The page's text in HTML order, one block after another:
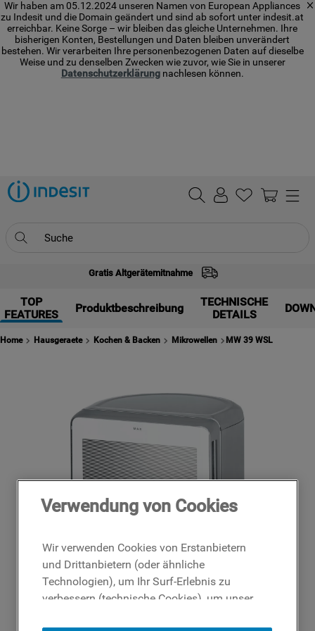
Wir haben am 05.12.2024 unseren Namen von European Appliances
zu Indesit und die Domain geändert und sind ab sofort unter indesit.at
erreichbar. Keine Sorge – wir bleiben das gleiche Unternehmen. Ihre
bisherigen Konten, Bestellungen und Daten bleiben unverändert
bestehen. Wir verarbeiten Ihre personenbezogenen Daten auf dieselbe
Weise und zu denselben Zwecken wie zuvor, wie Sie in unserer
Datenschutzerklärungnachlesen können.
Gratis Altgerätemitnahme
TOP
FEATURES
Produktbeschreibung
TECHNISCHE
DETAILS
Home Hausgeraete Kochen & Backen Mikrowellen MW 39 WSL
Verwendung von Cookies
Wir verwenden Cookies von Erstanbietern
und Drittanbietern (oder ähnliche
Technologien), um Ihr Surf-Erlebnis zu
verbessern (technische Cookies), um unser
TOP SEARCHES
1 waschmaschine
2. waschmaschine indesit
waschtrockner
gefrierschrank
indesit
indesit bde 96435 9ews eu
9.